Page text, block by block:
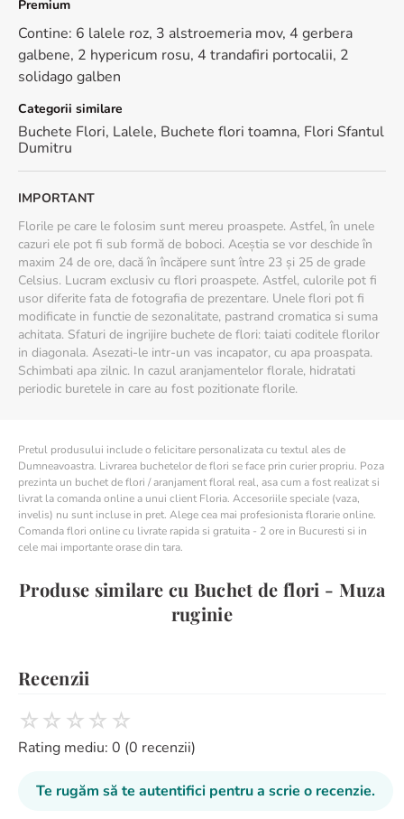
Transport gratuit in peste 100 de orase
Calitate premium: Floria este Furnizor Oficial al Casei
Regale a Romaniei
Recomandari de ingrijire
Pentru a pastra florile proaspete mai mult timp:
Taie tijele oblic
Schimba apa zilnic
Evita expunerea la caldura si lumina directa
Premium
Contine: 6 lalele roz, 3 alstroemeria mov, 4 gerbera
galbene, 2 hypericum rosu, 4 trandafiri portocalii, 2
solidago galben
Categorii similare
Buchete Flori, Lalele, Buchete flori toamna, Flori Sfantul
Dumitru
IMPORTANT
Florile pe care le folosim sunt mereu proaspete. Astfel, în unele
cazuri ele pot fi sub formă de boboci. Aceștia se vor deschide în
maxim 24 de ore, dacă în încăpere sunt între 23 și 25 de grade
Celsius. Lucram exclusiv cu flori proaspete. Astfel, culorile pot fi
usor diferite fata de fotografia de prezentare. Unele flori pot fi
modificate in functie de sezonalitate, pastrand cromatica si suma
achitata. Sfaturi de ingrijire buchete de flori: taiati coditele florilor
in diagonala. Asezati-le intr-un vas incapator, cu apa proaspata.
Schimbati apa zilnic. In cazul aranjamentelor florale, hidratati
periodic buretele in care au fost pozitionate florile.
Pretul produsului include o felicitare personalizata cu textul ales de
Dumneavoastra. Livrarea buchetelor de flori se face prin curier propriu. Poza
prezinta un buchet de flori / aranjament floral real, asa cum a fost realizat si
livrat la comanda online a unui client Floria. Accesoriile speciale (vaza,
invelis) nu sunt incluse in pret. Alege cea mai profesionista florarie online.
Comanda flori online cu livrate rapida si gratuita - 2 ore in Bucuresti si in
cele mai importante orase din tara.
Produse similare cu Buchet de flori - Muza
ruginie
Recenzii
☆☆ ☆☆ ☆
Rating mediu: 0 (0 recenzii)
Te rugăm să te autentifici pentru a scrie o recenzie.